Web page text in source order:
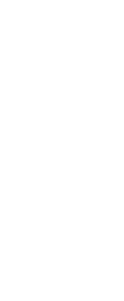
cm, Negru